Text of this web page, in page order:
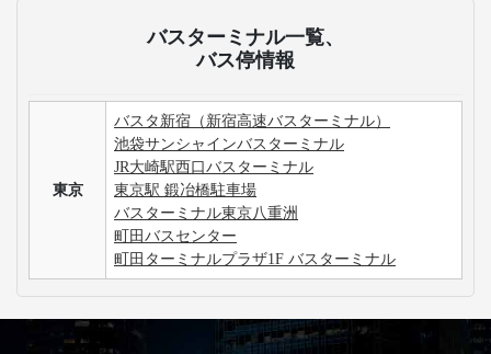
バスターミナル一覧、
バス停情報
東京
バスタ新宿（新宿高速バスターミナル）
池袋サンシャインバスターミナル
JR大崎駅西口バスターミナル
東京駅 鍛冶橋駐車場
バスターミナル東京八重洲
町田バスセンター
町田ターミナルプラザ1F バスターミナル